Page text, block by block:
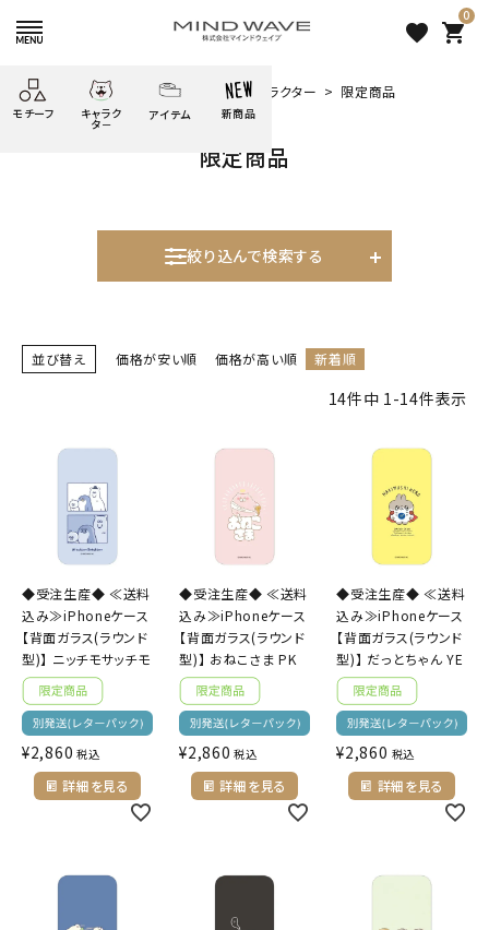
favorite
0
shopping_cart
モチーフ キャラク
タ－
ごろごろ
うさぎの
ムーちゃん
かわうそ
ゆるあにまる
ウサコレフレンズ
アイテム
雑貨
アイテム
新商品
新着商品
モチーフから探す
キャラクターから探す
アイテムから探す
INFORMATION
お知らせ
ご利用ガイド
よくあるご質問
プライバシーポリシー
HOME すべての商品 その他のキャラクター 限定商品
限定商品
絞り込んで検索する
並び替え 価格が安い順 価格が高い順 新着順
14件中 1-14件表示
◆受注生産◆ ≪送料
込み≫iPhoneケース
【背面ガラス(ラウンド
型)】 ニッチモサッチモ
¥2,860 税込
詳細を見る
◆受注生産◆ ≪送料
込み≫iPhoneケース
【背面ガラス(ラウンド
型)】 おねこさま PK
¥2,860 税込
詳細を見る
◆受注生産◆ ≪送料
込み≫iPhoneケース
【背面ガラス(ラウンド
型)】 だっとちゃん YE
¥2,860 税込
詳細を見る